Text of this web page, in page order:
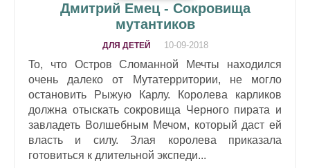
Дмитрий Емец - Сокровища
мутантиков
ДЛЯ ДЕТЕЙ 10-09-2018
To, что Остров Сломанной Мечты находился
очень далеко от Мутатерритории, не могло
остановить Рыжую Карлу. Королева карликов
должна отыскать сокровища Черного пирата и
завладеть Волшебным Мечом, который даст ей
власть и силу. Злая королева приказала
готовиться к длительной экспеди...